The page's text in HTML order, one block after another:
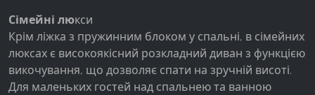
Сімейні люкси
Крім ліжка з пружинним блоком у спальні, в сімейних
люксах є високоякісний розкладний диван з функцією
викочування, що дозволяє спати на зручній висоті.
Для маленьких гостей над спальнею та ванною